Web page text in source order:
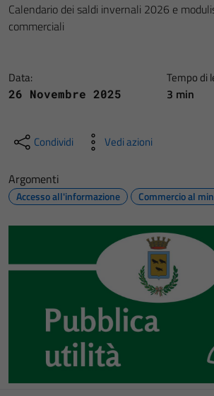
Calendario dei saldi invernali 2026 e
commerciali
Data:
26 Novembre 2025
Tempo di
3 min
Condividi Vedi azioni
Argomenti
Accesso all'informazione Commercio al